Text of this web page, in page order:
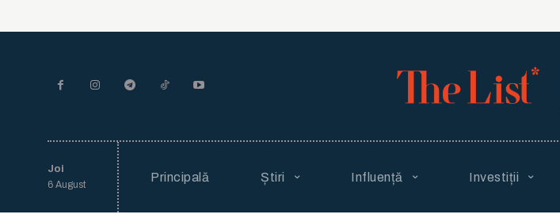
Joi
6 August
Principală Știri Influență Investiții